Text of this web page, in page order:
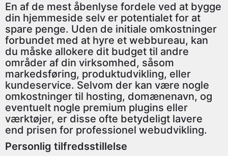
En af de mest åbenlyse fordele ved at bygge
din hjemmeside selv er potentialet for at
spare penge. Uden de initiale omkostninger
forbundet med at hyre et webbureau, kan
du måske allokere dit budget til andre
områder af din virksomhed, såsom
markedsføring, produktudvikling, eller
kundeservice. Selvom der kan være nogle
omkostninger til hosting, domænenavn, og
eventuelt nogle premium plugins eller
værktøjer, er disse ofte betydeligt lavere
end prisen for professionel webudvikling.
Personlig tilfredsstillelse